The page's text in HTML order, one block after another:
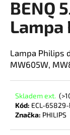
BENQ
Lampa
Lampa Philips
MW605W,
Skladem ext.
Kód: ECL-
Značka: PHILIPS
a
j
t
?